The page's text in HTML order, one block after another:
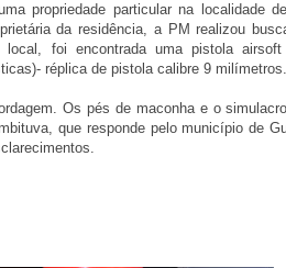
propriedade particular na localidade
da residência, a PM realizou
foi encontrada uma pistola
réplica de pistola calibre 9 milímetros.
Os pés de maconha e o
que responde pelo município de